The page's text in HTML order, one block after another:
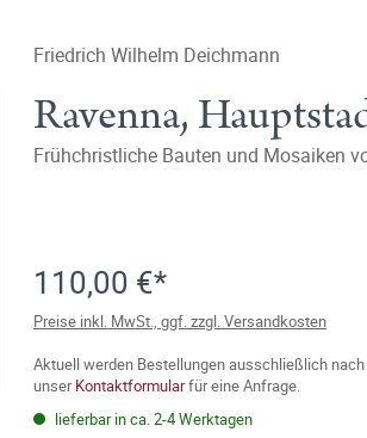
Friedrich Wilhelm Deichmann
Ravenna,
Frühchristliche Bauten und Mosaiken
110,00 €*
Preise inkl. MwSt., ggf. zzgl. Versandkosten
Aktuell werden Bestellungen ausschließlich
unserKontaktformularfür eine Anfrage.
lieferbar in ca. 2-4 Werktagen